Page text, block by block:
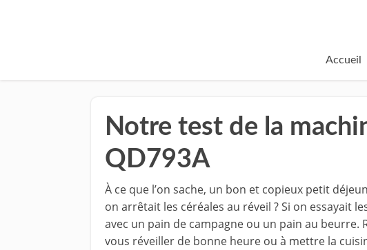
Accueil
Notre test de la
QD793A
À ce que l’on sache, un bon et copieux petit
on arrêtait les céréales au réveil ? Si on essayait
avec un pain de campagne ou un pain au beurre.
vous réveiller de bonne heure ou à mettre la